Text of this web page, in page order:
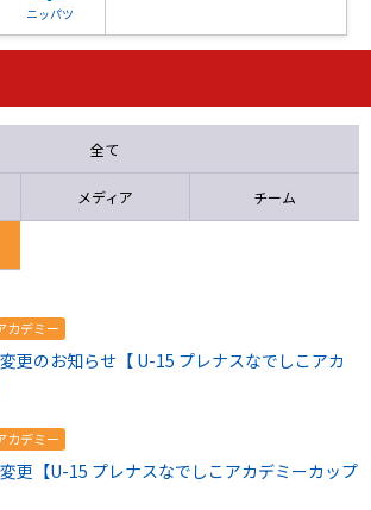
ニッパツ
) 15:00
石人の星
全て
メディア チーム
カデミー
更のお知らせ【 U-15 プレナスなでしこアカ
カデミー
更【U-15 プレナスなでしこアカデミーカップ